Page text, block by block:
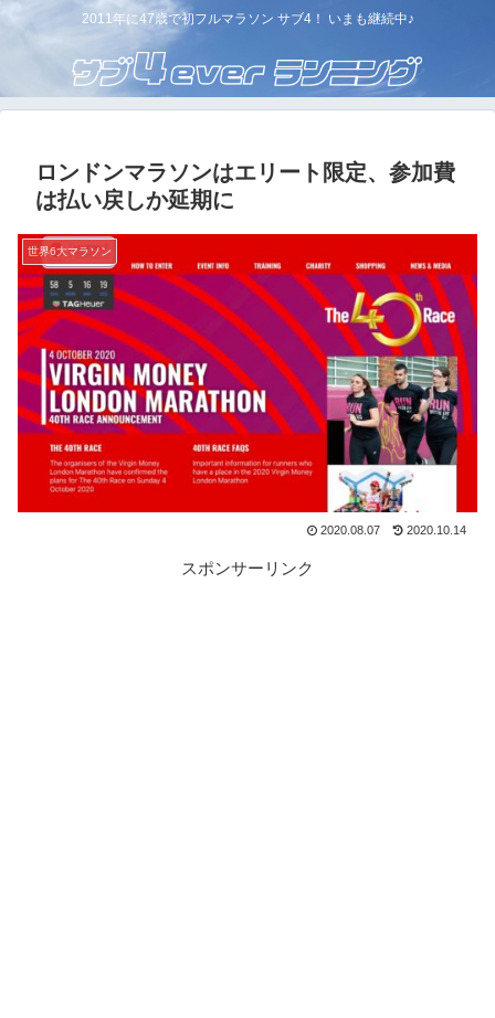
2011年に47歳で初フルマラソン サブ4！ いまも継続中♪
ロンドンマラソンはエリート限定、参加費
は払い戻しか延期に
世界6大マラソン
2020.08.07 2020.10.14
スポンサーリンク